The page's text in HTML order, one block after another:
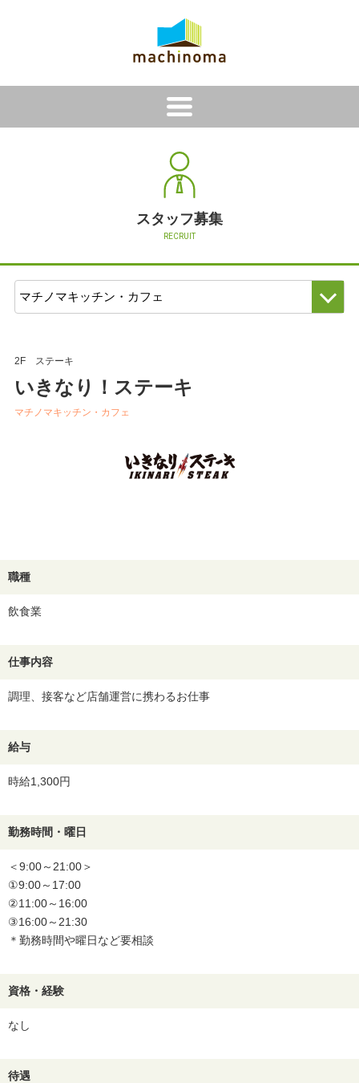
スタッフ募集
RECRUIT
2F ステーキ
いきなり！ステーキ
マチノマキッチン・カフェ
職種
飲食業
仕事内容
調理、接客など店舗運営に携わるお仕事
給与
時給1,300円
勤務時間・曜日
＜9:00～21:00＞
①9:00～17:00
②11:00～16:00
③16:00～21:30
＊勤務時間や曜日など要相談
資格・経験
なし
待遇